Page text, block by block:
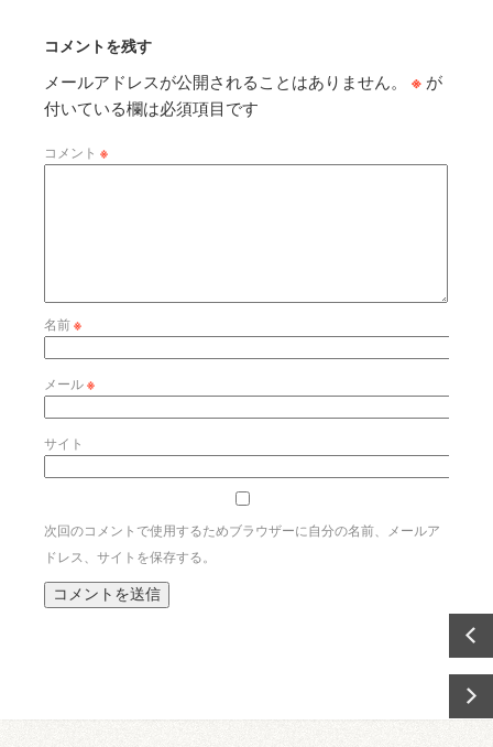
コメントを残す
メールアドレスが公開されることはありません。 ※ が
付いている欄は必須項目です
コメント ※
名前※
メール※
サイト
次回のコメントで使用するためブラウザーに自分の名前、メールア
ドレス、サイトを保存する。